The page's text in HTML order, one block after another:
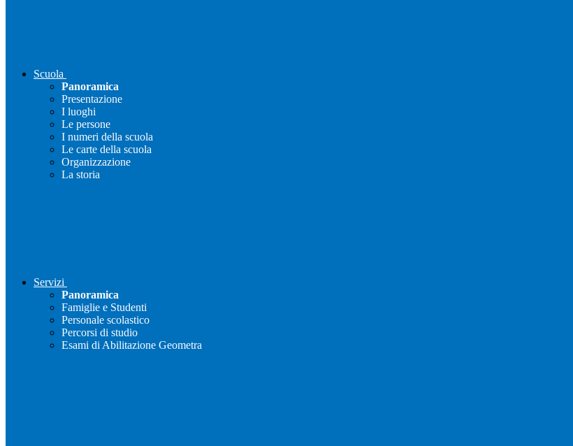
Scuola
Panoramica
Presentazione
I luoghi
Le persone
I numeri della scuola
Le carte della scuola
Organizzazione
La storia
Servizi
Panoramica
Famiglie e Studenti
Personale scolastico
Percorsi di studio
Esami di Abilitazione Geometra